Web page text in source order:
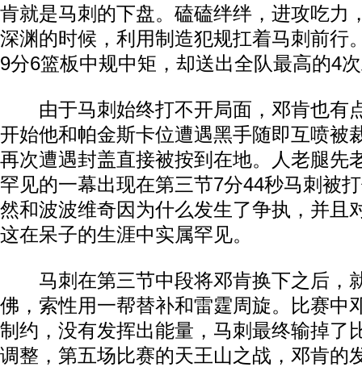
肯就是马刺的下盘。磕磕绊绊，进攻吃力
深渊的时候，利用制造犯规扛着马刺前行
9分6篮板中规中矩，却送出全队最高的4
由于马刺始终打不开局面，邓肯也有
开始他和帕金斯卡位遭遇黑手随即互喷被
再次遭遇封盖直接被按到在地。人老腿先
罕见的一幕出现在第三节7分44秒马刺被
然和波波维奇因为什么发生了争执，并且
这在呆子的生涯中实属罕见。
马刺在第三节中段将邓肯换下之后，
佛，索性用一帮替补和雷霆周旋。比赛中
制约，没有发挥出能量，马刺最终输掉了
调整，第五场比赛的天王山之战，邓肯的